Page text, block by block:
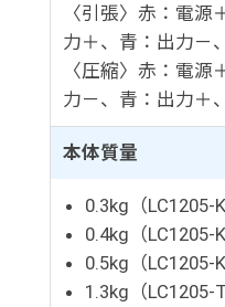
〈引張〉赤：電源
力＋、青：出力－
〈圧縮〉赤：電源
力－、青：出力＋
本体質量
0.3kg（LC1205-
0.4kg（LC1205-
0.5kg（LC1205-
1.3kg（LC1205-